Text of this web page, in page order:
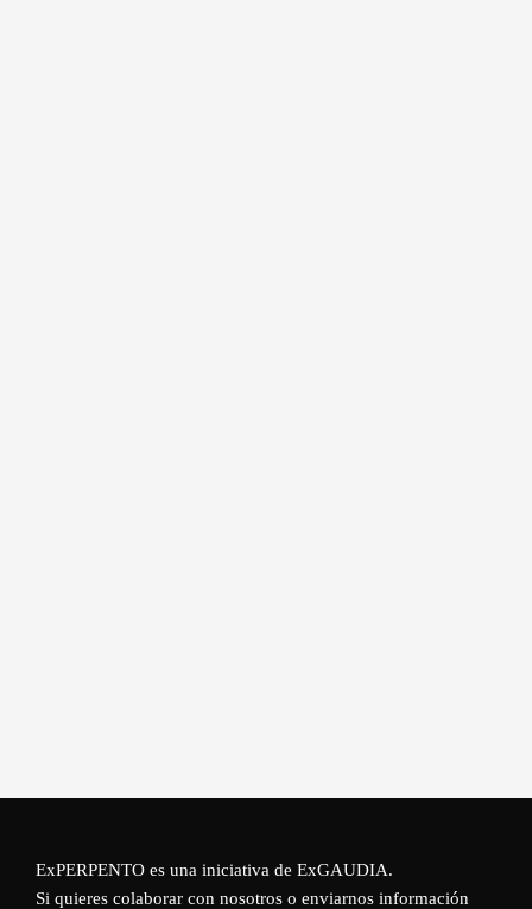
ExPERPENTO es una iniciativa de ExGAUDIA.
Si quieres colaborar con nosotros o enviarnos información